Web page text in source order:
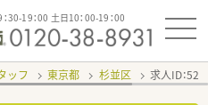
30-19：00 土日10：00-19：00
ッフ 東京都 杉並区 求人ID：